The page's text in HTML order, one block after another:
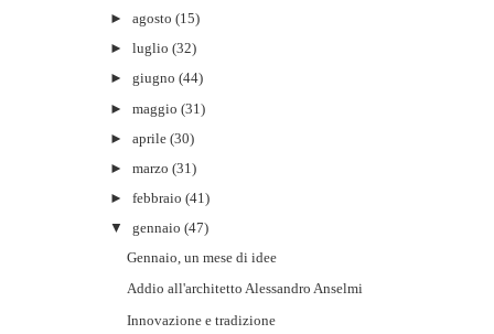
►agosto (15)
►luglio (32)
►giugno (44)
►maggio (31)
►aprile (30)
►marzo (31)
►febbraio (41)
▼
gennaio (47)
Gennaio, un mese di idee
Addio all'architetto Alessandro Anselmi
Innovazione e tradizione